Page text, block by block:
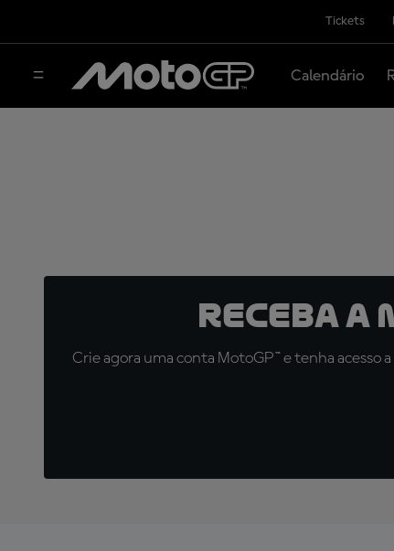
Tickets
Calendário
Receba
Crie agora uma conta MotoGP™ e tenha acesso